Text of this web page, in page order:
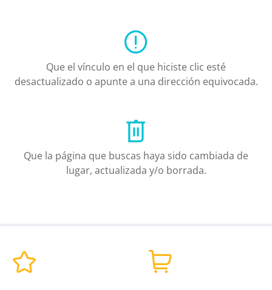
Que el vínculo en el que hiciste clic esté
desactualizado o apunte a una dirección equivocada.
Que la página que buscas haya sido cambiada de
lugar, actualizada y/o borrada.